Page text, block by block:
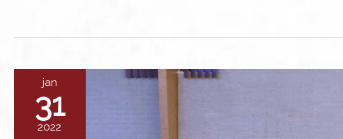
jan
31
2022